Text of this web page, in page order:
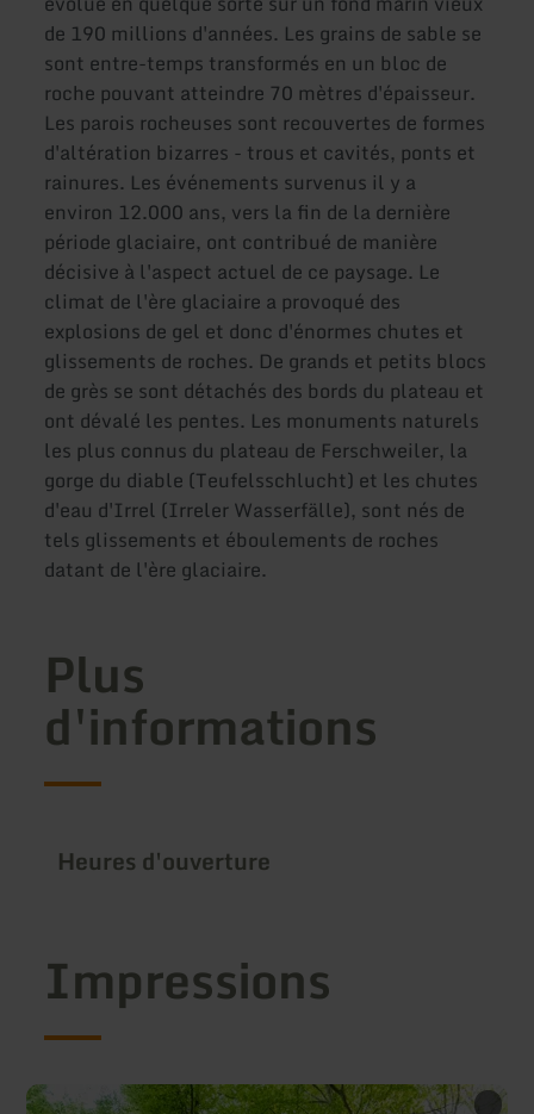
de 190 millions d'années. Les grains de sable se
sont entre-temps transformés en un bloc de
roche pouvant atteindre 70 mètres d'épaisseur.
Les parois rocheuses sont recouvertes de formes
d'altération bizarres - trous et cavités, ponts et
rainures. Les événements survenus il y a
environ 12.000 ans, vers la fin de la dernière
période glaciaire, ont contribué de manière
décisive à l'aspect actuel de ce paysage. Le
climat de l'ère glaciaire a provoqué des
explosions de gel et donc d'énormes chutes et
glissements de roches. De grands et petits blocs
de grès se sont détachés des bords du plateau et
ont dévalé les pentes. Les monuments naturels
les plus connus du plateau de Ferschweiler, la
gorge du diable (Teufelsschlucht) et les chutes
d'eau d'Irrel (Irreler Wasserfälle), sont nés de
tels glissements et éboulements de roches
datant de l'ère glaciaire.
Plus
d'informations
Heures d'ouverture
Impressions